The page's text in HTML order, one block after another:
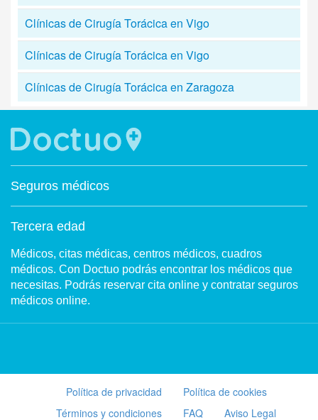
Clínicas de Cirugía Torácica en Vigo
Clínicas de Cirugía Torácica en Vigo
Clínicas de Cirugía Torácica en Zaragoza
Seguros médicos
Tercera edad
Médicos, citas médicas, centros médicos, cuadros
médicos. Con Doctuo podrás encontrar los médicos que
necesitas. Podrás reservar cita online y contratar seguros
médicos online.
Política de privacidad
Política de cookies
Términos y condiciones
FAQ Aviso Legal